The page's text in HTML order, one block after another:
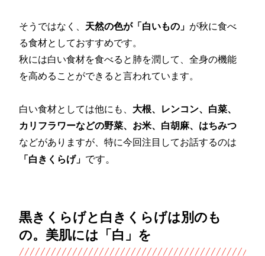
そうではなく、 天然の色が「白いもの」 が秋に食べ
る食材としておすすめです。
秋には白い食材を食べると肺を潤して、全身の機能
を高めることができると言われています。
白い食材としては他にも、 大根、レンコン、白菜、
カリフラワーなどの野菜、お米、白胡麻、はちみつ
などがありますが、特に今回注目してお話するのは
「白きくらげ」 です。
黒きくらげと白きくらげは別のも
の。美肌には「白」を